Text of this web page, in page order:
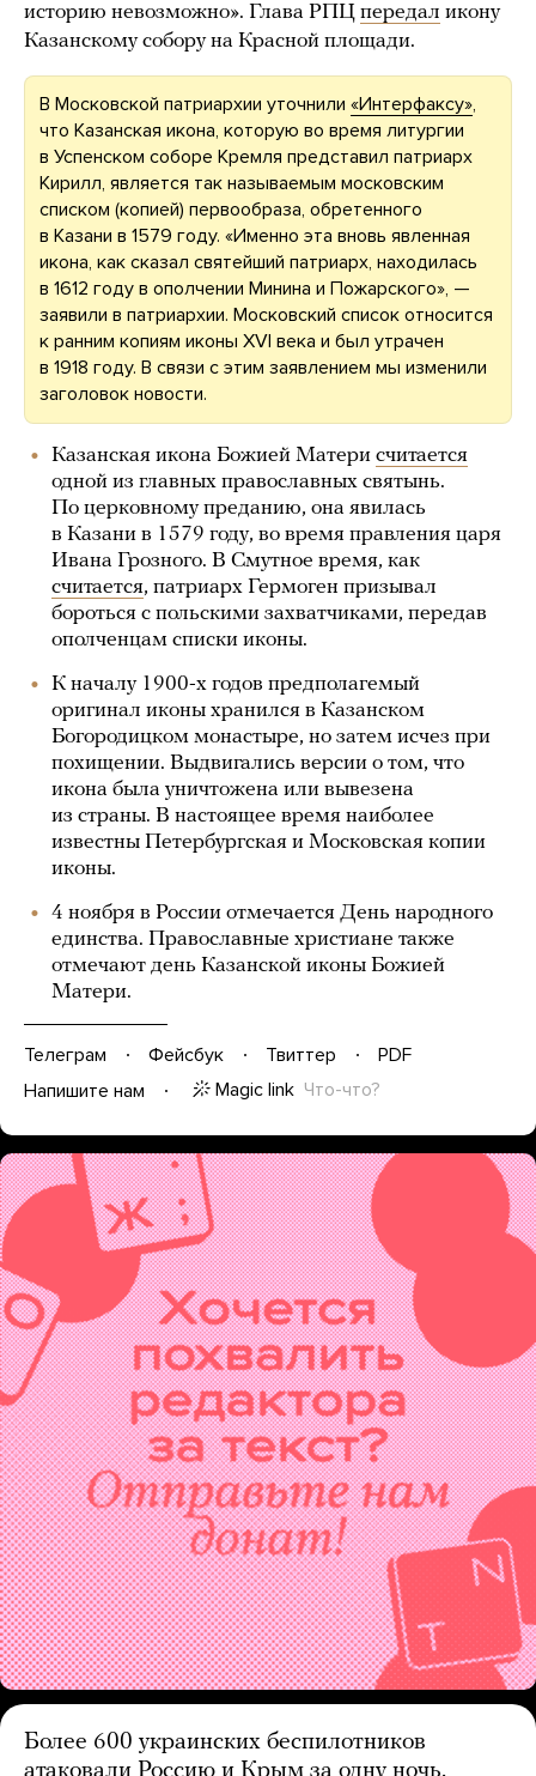
историю невозможно». Глава РПЦ передал икону
Казанскому собору на Красной площади.
В Московской патриархии уточнили «Интерфаксу»,
что Казанская икона, которую во время литургии
в Успенском соборе Кремля представил патриарх
Кирилл, является так называемым московским
списком (копией) первообраза, обретенного
в Казани в 1579 году. «Именно эта вновь явленная
икона, как сказал святейший патриарх, находилась
в 1612 году в ополчении Минина и Пожарского», —
заявили в патриархии. Московский список относится
к ранним копиям иконы XVI века и был утрачен
в 1918 году. В связи с этим заявлением мы изменили
заголовок новости.
Казанская икона Божией Матери считается
одной из главных православных святынь.
По церковному преданию, она явилась
в Казани в 1579 году, во время правления царя
Ивана Грозного. В Смутное время, как
считается, патриарх Гермоген призывал
бороться с польскими захватчиками, передав
ополченцам списки иконы.
К началу 1900-х годов предполагемый
оригинал иконы хранился в Казанском
Богородицком монастыре, но затем исчез при
похищении. Выдвигались версии о том, что
икона была уничтожена или вывезена
из страны. В настоящее время наиболее
известны Петербургская и Московская копии
иконы.
4 ноября в России отмечается День народного
единства. Православные христиане также
отмечают день Казанской иконы Божией
Матери.
Телеграм Фейсбук Твиттер
PDF
Напишите нам
Magic link Что-что?
Более 600 украинских беспилотников